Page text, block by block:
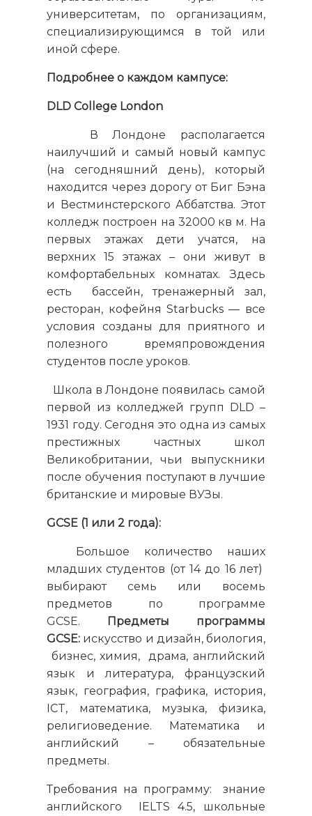
университетам, по организациям,
специализирующимся в той или
иной сфере.
Подробнее о каждом кампусе:
DLD College London
В Лондоне располагается
наилучший и самый новый кампус
(на сегодняшний день), который
находится через дорогу от Биг Бэна
и Вестминстерского Аббатства. Этот
колледж построен на 32000 кв м. На
первых этажах дети учатся, на
верхних 15 этажах – они живут в
комфортабельных комнатах. Здесь
есть бассейн, тренажерный зал,
ресторан, кофейня Starbucks — все
условия созданы для приятного и
полезного времяпровождения
студентов после уроков.
Школа в Лондоне появилась самой
первой из колледжей групп DLD –
1931 году. Сегодня это одна из самых
престижных частных школ
Великобритании, чьи выпускники
после обучения поступают в лучшие
британские и мировые ВУЗы.
GCSE (1 или 2 года):
Большое количество наших
младших студентов (от 14 до 16 лет)
выбирают семь или восемь
предметов по программе
GCSE.
Предметы программы
GCSE: искусство и дизайн, биология,
бизнес, химия, драма, английский
язык и литература, французский
язык, география, графика, история,
ICT, математика, музыка, физика,
религиоведение. Математика и
английский – обязательные
предметы.
Требования на программу: знание
английского IELTS 4.5, школьные